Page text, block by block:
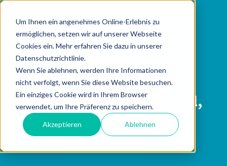
Um Ihnen ein angenehmes Online-Erlebnis zu
ermöglichen, setzen wir auf unserer Webseite
Cookies ein. Mehr erfahren Sie dazu in unserer
Datenschutzrichtlinie.
Wenn Sie ablehnen, werden Ihre Informationen
nicht verfolgt, wenn Sie diese Website besuchen.
Ein einziges Cookie wird in Ihrem Browser
verwendet, um Ihre Präferenz zu speichern.
Akzeptieren Ablehnen
Webinar
"Patientenversorgung
während Corona – schnell,
unkompliziert und